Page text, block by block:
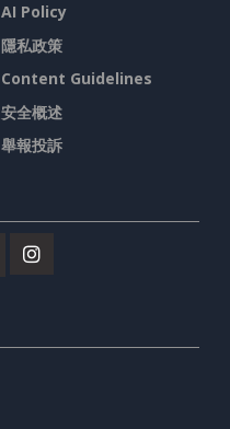
AI Policy
隱私政策
Content Guidelines
安全概述
舉報投訴